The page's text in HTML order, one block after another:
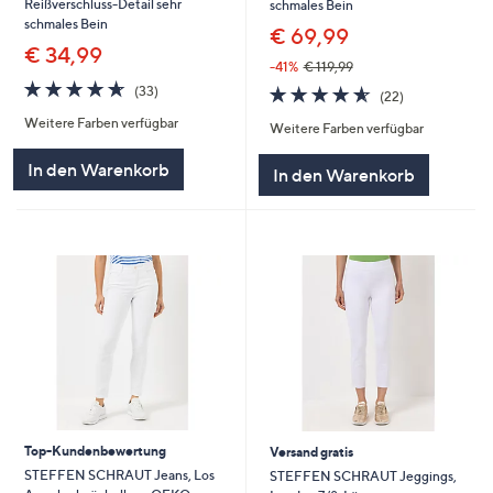
Reißverschluss-Detail sehr
schmales Bein
€ 34,99
4.6
von
5
(33)33
Weitere Farben verfügbar
In den Warenkorb
schmales Bein
€ 69,99
-41% € 119,99
4.5
von
5
(22)22
Weitere Farben verfügbar
In den Warenkorb
Top-Kundenbewertung
STEFFEN SCHRAUT Jeans, Los
Versand gratis
STEFFEN SCHRAUT Jeggings,